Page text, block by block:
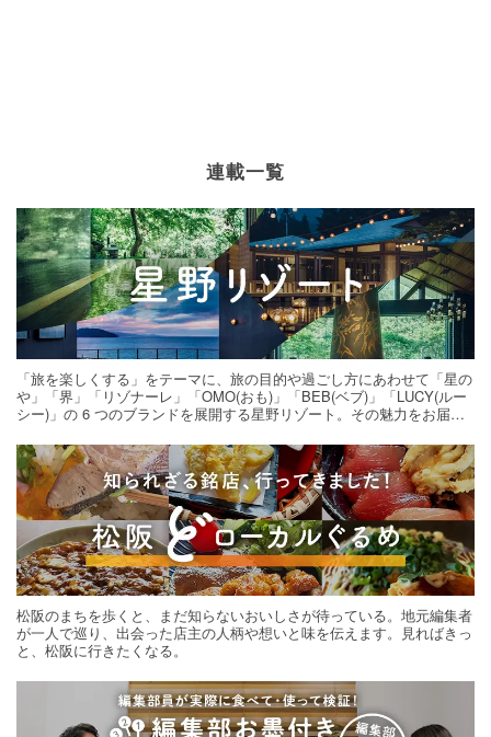
連載一覧
「旅を楽しくする」をテーマに、旅の目的や過ごし方にあわせて「星の
や」「界」「リゾナーレ」「OMO(おも)」「BEB(ベブ)」「LUCY(ルー
シー)」の 6 つのブランドを展開する星野リゾート。その魅力をお届け
松阪のまちを歩くと、まだ知らないおいしさが待っている。地元編集者
が一人で巡り、出会った店主の人柄や想いと味を伝えます。見ればきっ
と、松阪に行きたくなる。